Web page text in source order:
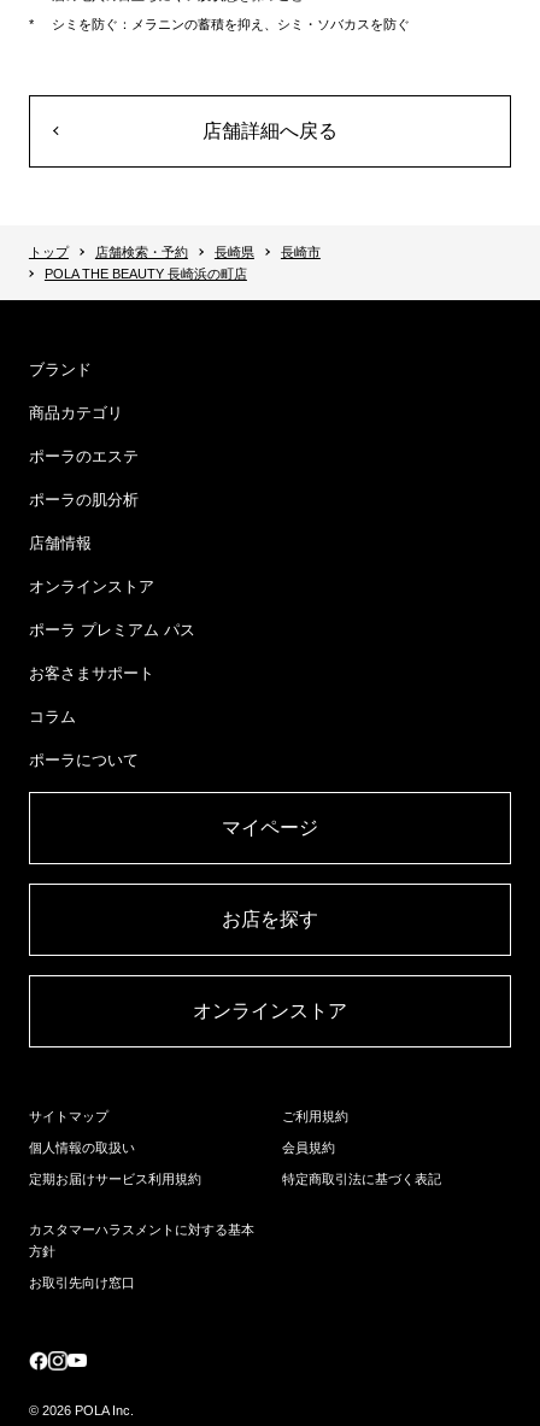
シミを防ぐ：メラニンの蓄積を抑え、シミ・ソバカスを防ぐ
店舗詳細へ戻る
トップ 店舗検索・予約 長崎県
長崎市
POLA THE BEAUTY 長崎浜の町店
ブランド
商品カテゴリ
ポーラのエステ
ポーラの肌分析
店舗情報
オンラインストア
ポーラ プレミアム パス
お客さまサポート
コラム
ポーラについて
マイページ​
お店を探す​
オンラインストア​
サイトマップ
個人情報の取扱い
定期お届けサービス利用規約
ご利用規約
会員規約
特定商取引法に基づく表記
カスタマーハラスメントに対する基本
方針
お取引先向け窓口
© 2026 POLA Inc.